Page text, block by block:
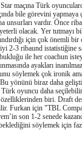
maçına Türk
bile görevini yapmaya
unsurları vardır. Önce
olacak. Yer tutmayı
için çok önemli bir
2-3 ribaund istatistiğine
ile her coachun
ayakları
söylemek çok ironik
yönünü biraz daha
oyuncu daha
özelliklerinden biri. Draft
Furkan için "TBL
son 1-2 senede
söylemek için